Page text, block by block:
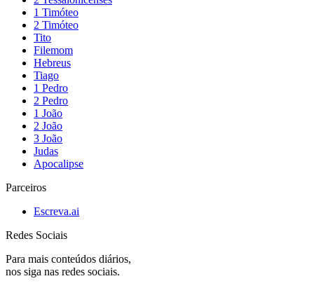
1 Timóteo
2 Timóteo
Tito
Filemom
Hebreus
Tiago
1 Pedro
2 Pedro
1 João
2 João
3 João
Judas
Apocalipse
Parceiros
Escreva.ai
Redes Sociais
Para mais conteúdos diários,
nos siga nas redes sociais.